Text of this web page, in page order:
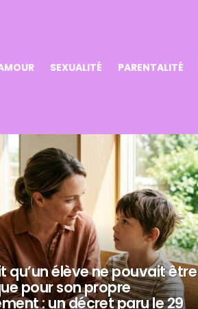
SEXUALITÉ PARENTALITÉ
qu’un élève ne pouvait être
pour son propre
: un décret paru le 29